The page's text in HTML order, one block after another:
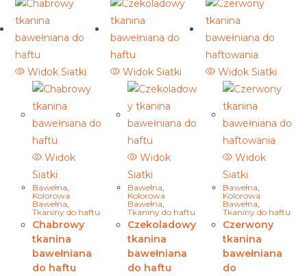
Widok Siatki
Widok
Siatki
Bawełna,
Kolorowa
Bawełna,
Tkaniny do haftu
Chabrowy
tkanina
bawełniana
do haftu
Widok Siatki
Widok
Siatki
Bawełna,
Kolorowa
Bawełna,
Tkaniny do haftu
Czekoladowy
tkanina
bawełniana
do haftu
Widok Siatki
Widok
Siatki
Bawełna,
Kolorowa
Bawełna,
Tkaniny do haftu
Czerwony
tkanina
bawełniana
do